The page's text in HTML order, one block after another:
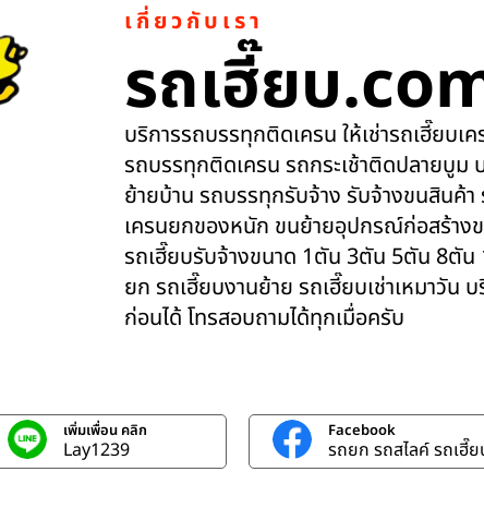
เกี่ยวกับเรา
รถเฮี๊ยบ
บริการรถบรรทุกติดเครน ให้เช่ารถเฮี๊ยบเ
รถบรรทุกติดเครน รถกระเช้าติดปลายบู
ย้ายบ้าน รถบรรทุกรับจ้าง รับจ้างขนสินค้
เครนยกของหนัก ขนย้ายอุปกรณ์ก่อสร้าง
รถเฮี๊ยบรับจ้างขนาด 1ตัน 3ตัน 5ตัน 8ตั
ยก รถเฮี๊ยบงานย้าย รถเฮี๊ยบเช่าเหมาวัน
ก่อนได้ โทรสอบถามได้ทุกเมื่อครับ
เพิ่มเพื่อน คลิก
Lay1239
Facebook
รถยก รถสไลค์ รถเฮี๊ย